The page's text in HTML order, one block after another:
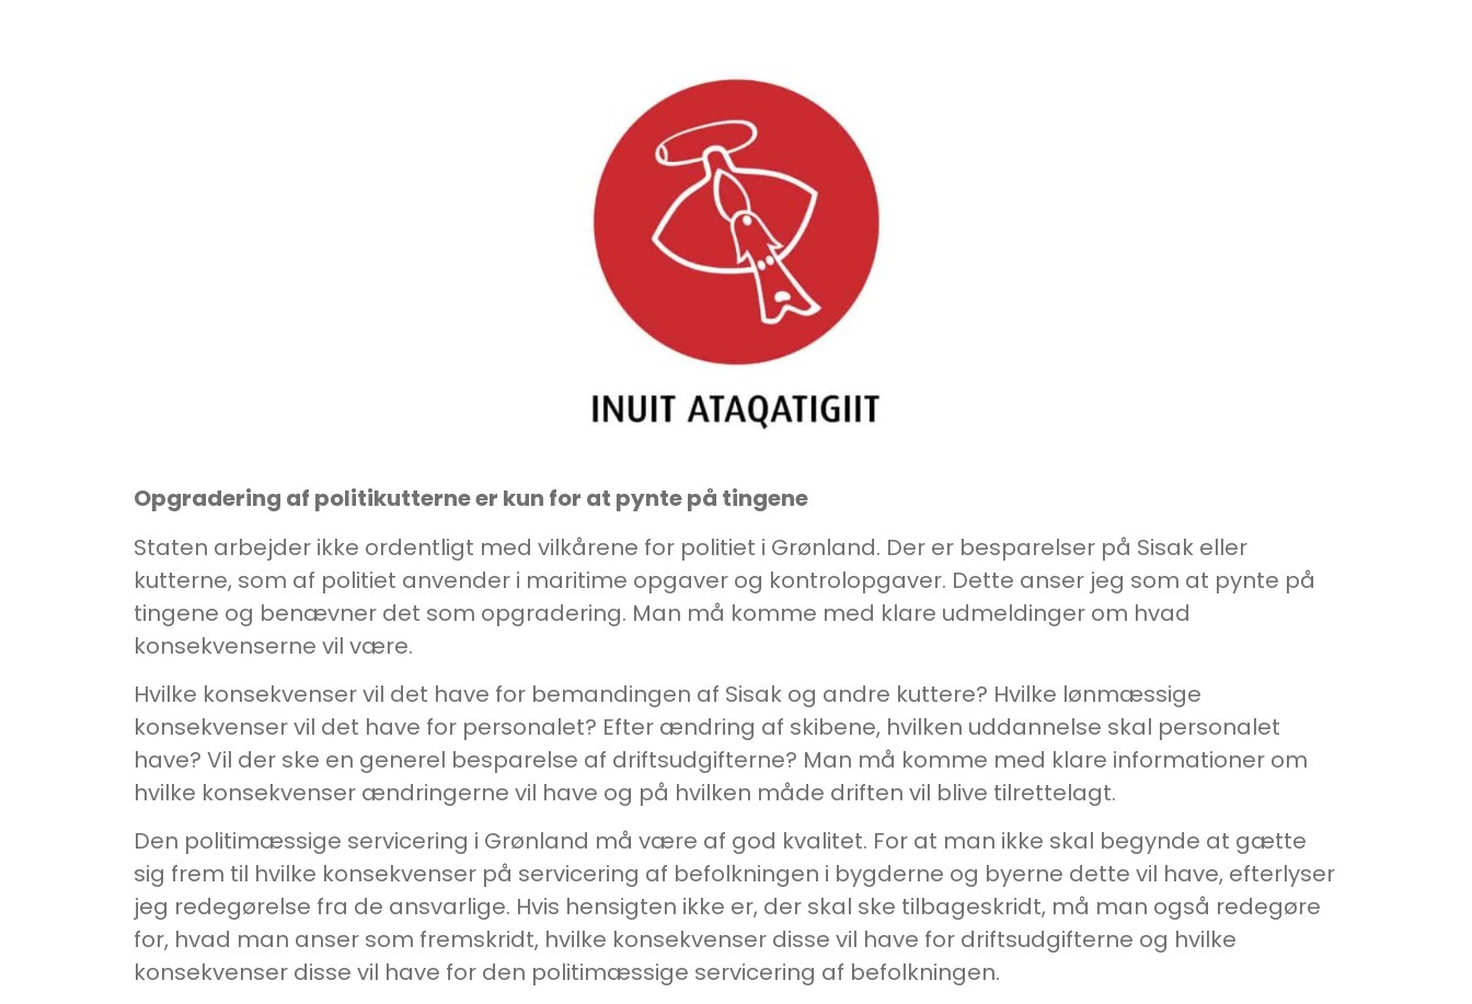
Opgradering af politikutterne er kun for at pynte på tingene
Staten arbejder ikke ordentligt med vilkårene for politiet i Grønland. Der er besparelser på Sisak eller
kutterne, som af politiet anvender i maritime opgaver og kontrolopgaver. Dette anser jeg som at pynte på
tingene og benævner det som opgradering. Man må komme med klare udmeldinger om hvad
konsekvenserne vil være.
Hvilke konsekvenser vil det have for bemandingen af Sisak og andre kuttere? Hvilke lønmæssige
konsekvenser vil det have for personalet? Efter ændring af skibene, hvilken uddannelse skal personalet
have? Vil der ske en generel besparelse af driftsudgifterne? Man må komme med klare informationer om
hvilke konsekvenser ændringerne vil have og på hvilken måde driften vil blive tilrettelagt.
Den politimæssige servicering i Grønland må være af god kvalitet. For at man ikke skal begynde at gætte
sig frem til hvilke konsekvenser på servicering af befolkningen i bygderne og byerne dette vil have, efterlyser
jeg redegørelse fra de ansvarlige. Hvis hensigten ikke er, der skal ske tilbageskridt, må man også redegøre
for, hvad man anser som fremskridt, hvilke konsekvenser disse vil have for driftsudgifterne og hvilke
konsekvenser disse vil have for den politimæssige servicering af befolkningen.